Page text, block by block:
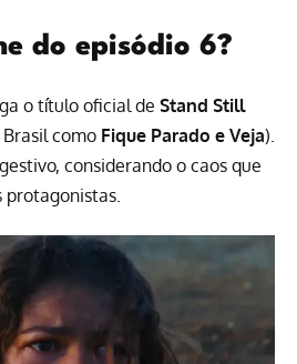
do episódio 6?
o título oficial de Stand Still
como Fique Parado e Veja).
considerando o caos que
protagonistas.